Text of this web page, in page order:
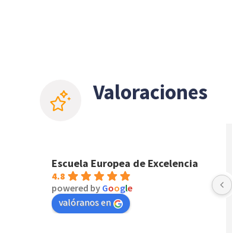
Valoraciones
Escuela Europea de Excelencia
4.8
powered by Google
valóranos en